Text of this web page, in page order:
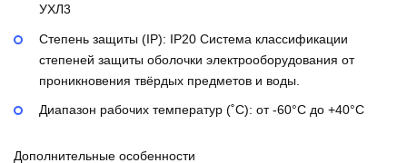
УХЛ3
Степень защиты (IP): IP20 Система классификации
степеней защиты оболочки электрооборудования от
проникновения твёрдых предметов и воды.
Диапазон рабочих температур (˚С): от -60°С до +40°С
Дополнительные особенности